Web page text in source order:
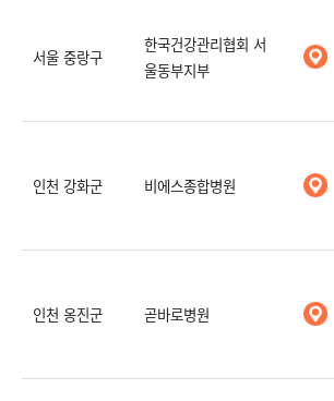
서울 중랑구
한국건강관리협회 서
울동부지부
인천 강화군 비에스종합병원
인천 옹진군 곧바로병원